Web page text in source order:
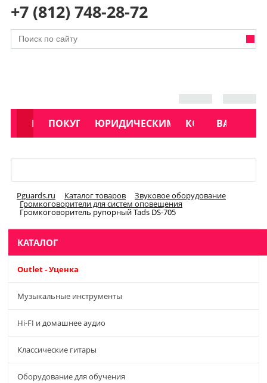
+7 (812) 748-28-72
АКЦИИ
КАТАЛОГ
ПОКУПАТЕЛЯМЮРИДИЧЕСКИМ ЛИЦАМКОНТАКТЫ
УСЛУГИ
Pguards.ru Каталог товаров Звуковое оборудование
Громкоговорители для систем оповещения
Громкоговоритель рупорный Tads DS-705
КАТАЛОГ
Outlet - Уценка
Музыкальные инструменты
Hi-FI и домашнее аудио
Классические гитары
Оборудование для обучения